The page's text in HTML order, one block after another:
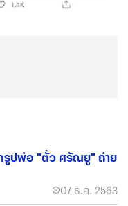
รูปพ่อ "ตั้ว ศรัณยู" ถ่าย
07 ธ.ค. 2563